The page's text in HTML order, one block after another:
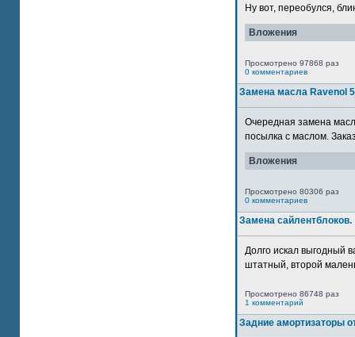
Ну вот, переобулся,
Вложения
Просмотрено 97868 раз
0 комментариев
Замена масла Ravenol
Очередная замена
посылка с маслом.
Вложения
Просмотрено 80306 раз
0 комментариев
Замена сайлентблоков.
Долго искал выгодный
штатный, второй
Просмотрено 86748 раз
1 комментарий
Задние амортизаторы